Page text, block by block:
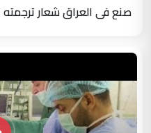
صنع في العراق شعار ترجمته